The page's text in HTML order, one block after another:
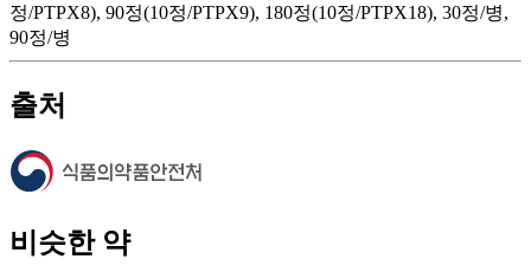
정/PTPX8), 90정(10정/PTPX9), 180정(10정/PTPX18), 30정/병,
90정/병
출처
비슷한 약